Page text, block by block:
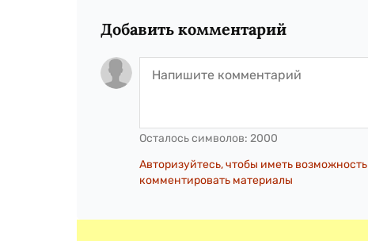
Добавить комментарий
Осталось символов: 2000
Авторизуйтесь, чтобы иметь возможность
комментировать материалы